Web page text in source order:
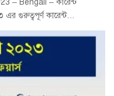
– Bengali – কারেন্ট
এর গুরুত্বপূর্ণ কারেন্ট…